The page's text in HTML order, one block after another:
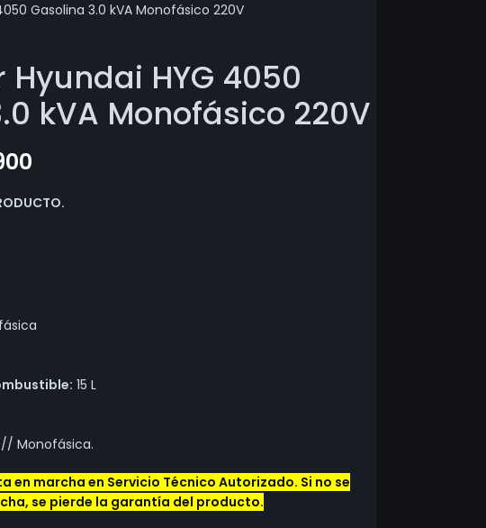
Gasolina 3.0 kVA Monofásico 220V
HYG 4050
kVA Monofásico 220V
15 L
// Monofásica.
en marcha en Servicio Técnico Autorizado. Si no se
se pierde la garantía del producto.